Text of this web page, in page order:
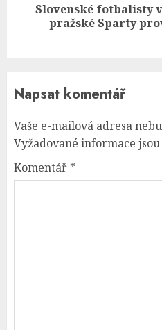
NextSlovenské fotbalisty
pražské Sparty
Napsat komentář
Vaše e-mailová adresa
Vyžadované informace
Komentář *